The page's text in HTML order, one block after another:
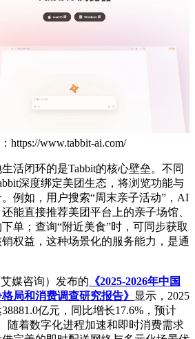
https://www.tabbit-ai.com/
闭环的是Tabbit的核心壁垒。不同
深度绑定美团生态，将浏览功能与
例如，用户搜索“周末亲子活动”，AI
能直接推荐美团平台上的亲子场馆、
单；查询“附近美食”时，可同步获取
权益，这种场景化的服务能力，是通
媒咨询）发布的 《2025-2026年中国
局和消费调查研究报告》 显示，2025
亿元，同比增长17.6%，预计
随着数字化进程加速和即时消费需求